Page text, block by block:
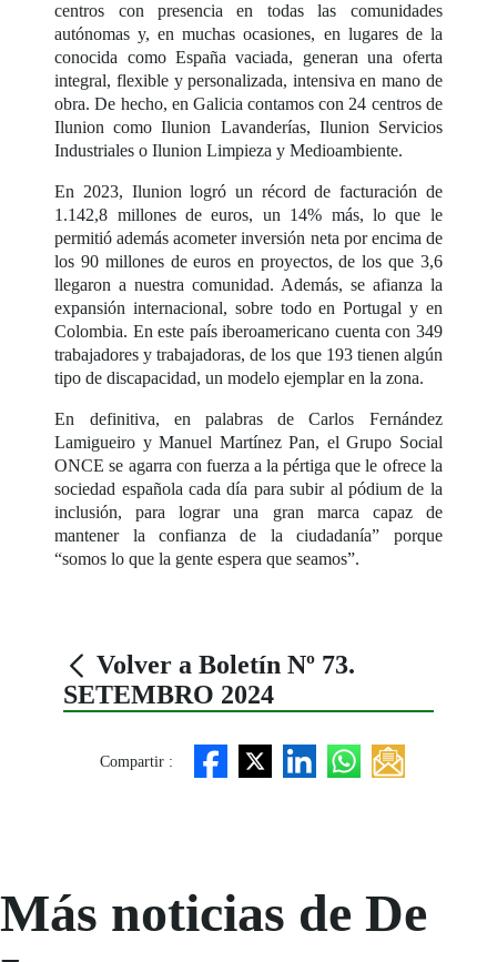
centros con presencia en todas las comunidades
autónomas y, en muchas ocasiones, en lugares de la
conocida como España vaciada, generan una oferta
integral, flexible y personalizada, intensiva en mano de
obra. De hecho, en Galicia contamos con 24 centros de
Ilunion como Ilunion Lavanderías, Ilunion Servicios
Industriales o Ilunion Limpieza y Medioambiente.
En 2023, Ilunion logró un récord de facturación de
1.142,8 millones de euros, un 14% más, lo que le
permitió además acometer inversión neta por encima de
los 90 millones de euros en proyectos, de los que 3,6
llegaron a nuestra comunidad. Además, se afianza la
expansión internacional, sobre todo en Portugal y en
Colombia. En este país iberoamericano cuenta con 349
trabajadores y trabajadoras, de los que 193 tienen algún
tipo de discapacidad, un modelo ejemplar en la zona.
En definitiva, en palabras de Carlos Fernández
Lamigueiro y Manuel Martínez Pan, el Grupo Social
ONCE se agarra con fuerza a la pértiga que le ofrece la
sociedad española cada día para subir al pódium de la
inclusión, para lograr una gran marca capaz de
mantener la confianza de la ciudadanía” porque
“somos lo que la gente espera que seamos”.
Volver a Boletín Nº 73.
SETEMBRO 2024
Compartir :
Más noticias de De